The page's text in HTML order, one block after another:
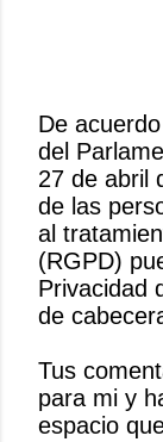
P
u
b
l
i
c
a
u
n
c
De
del
27 de abril
de las
al
(RGPD)
Privacidad
de
Tus
para mi y
espacio